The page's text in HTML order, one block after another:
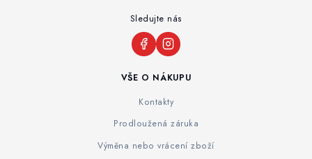
VŠE O NÁKUPU
Kontakty
Prodloužená záruka
Výměna nebo vrácení zboží
Sledujte nás